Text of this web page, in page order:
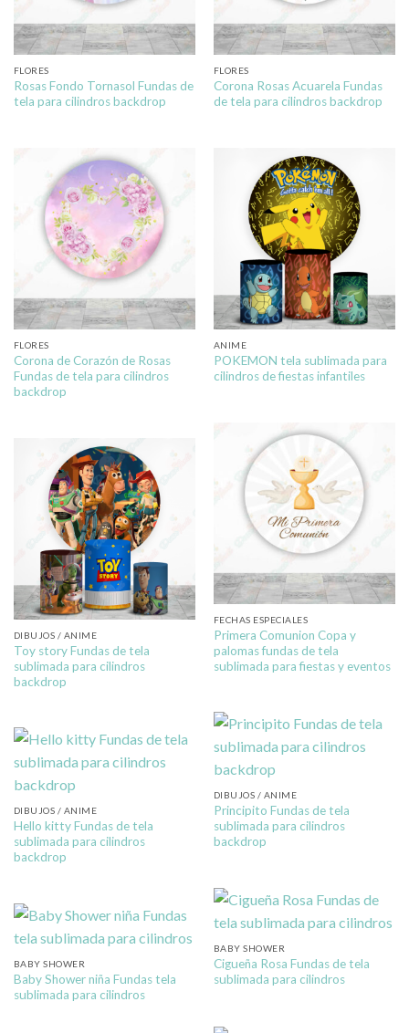
FLORES
Rosas Fondo Tornasol Fundas de
tela para cilindros backdrop
FLORES
Corona Rosas Acuarela Fundas
de tela para cilindros backdrop
FLORES
Corona de Corazón de Rosas
Fundas de tela para cilindros
backdrop
ANIME
POKEMON tela sublimada para
cilindros de fiestas infantiles
FECHAS ESPECIALES
Primera Comunion Copa y
palomas fundas de tela
sublimada para fiestas y eventos
DIBUJOS / ANIME
Toy story Fundas de tela
sublimada para cilindros
backdrop
DIBUJOS / ANIME
Principito Fundas de tela
sublimada para cilindros
backdrop
DIBUJOS / ANIME
Hello kitty Fundas de tela
sublimada para cilindros
backdrop
BABY SHOWER
Cigueña Rosa Fundas de tela
sublimada para cilindros
BABY SHOWER
Baby Shower niña Fundas tela
sublimada para cilindros